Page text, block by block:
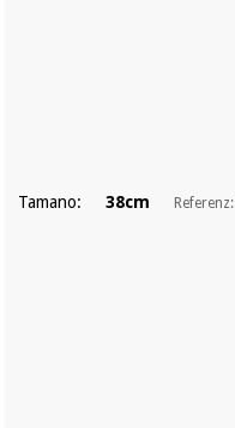
Tamano: 38cm Referenz: